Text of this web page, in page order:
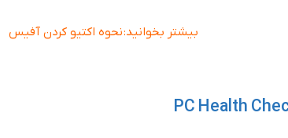
بیشتر بخوانید:نحوه اکتیو کردن آفیس
مشاهده بیشتر